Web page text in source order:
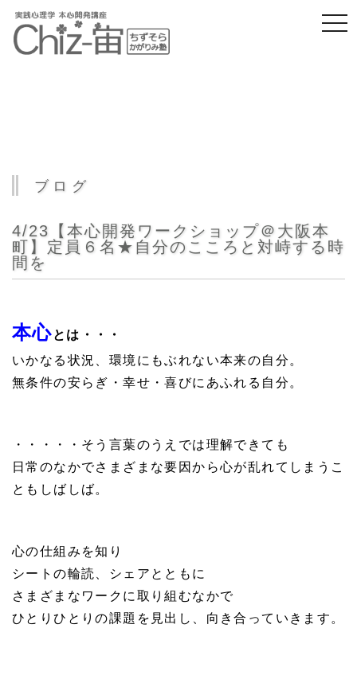
ブログ
4/23【本心開発ワークショップ＠大阪本
町】定員６名★自分のこころと対峙する時
間を
本心とは・・・
いかなる状況、環境にもぶれない本来の自分。
無条件の安らぎ・幸せ・喜びにあふれる自分。
・・・・・そう言葉のうえでは理解できても
日常のなかでさまざまな要因から心が乱れてしまうこ
ともしばしば。
心の仕組みを知り
シートの輪読、シェアとともに
さまざまなワークに取り組むなかで
ひとりひとりの課題を見出し、向き合っていきます。